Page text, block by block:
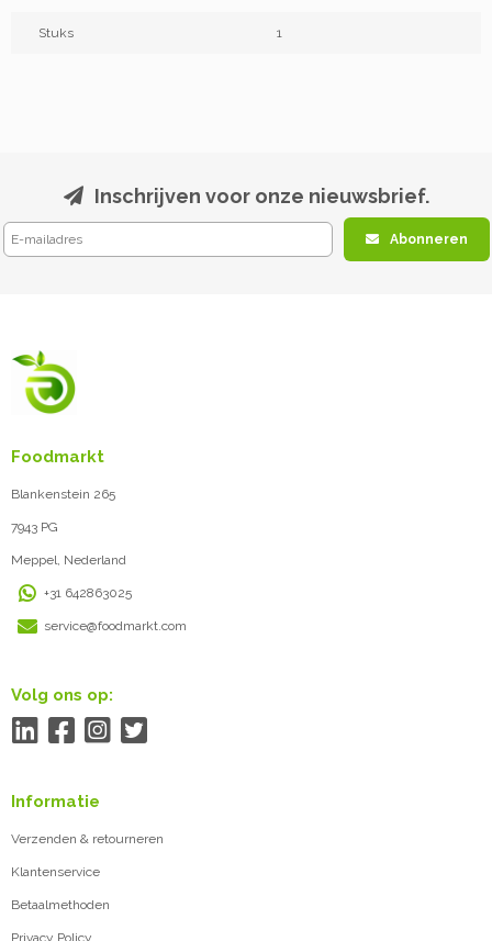
Stuks 1
Inschrijven voor onze nieuwsbrief.
Abonneren
Foodmarkt
Blankenstein 265
7943 PG
Meppel, Nederland
+31 642863025
service@foodmarkt.com
Volg ons op:
Informatie
Verzenden & retourneren
Klantenservice
Betaalmethoden
Privacy Policy